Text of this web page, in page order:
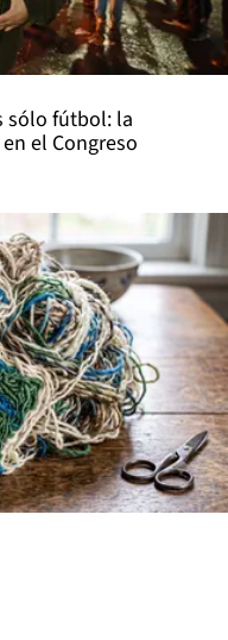
sólo fútbol: la
el Congreso